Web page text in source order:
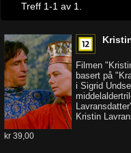
Treff 1-1 av 1.
Filmen
basert på
i Sigrid
Kristin
kr 39,00